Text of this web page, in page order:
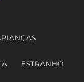
ESTRANHO